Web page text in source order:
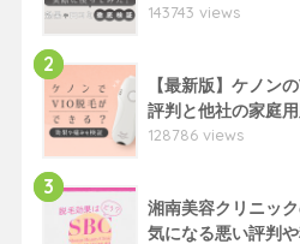
143743 views
2
【最新版】ケノン
評判と他社の家庭
128786 views
3
湘南美容クリニッ
気になる悪い評判